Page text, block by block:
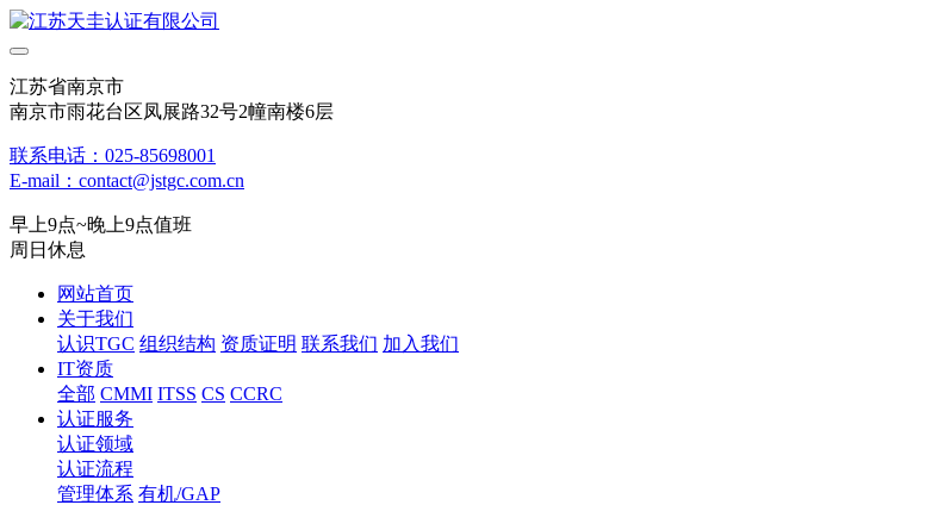
江苏省南京市
南京市雨花台区凤展路32号2幢南楼6层
联系电话：025-85698001
E-mail：contact@jstgc.com.cn
早上9点~晚上9点值班
周日休息
网站首页
关于我们
认识TGC 组织结构 资质证明 联系我们 加入我们
IT资质
全部 CMMI ITSS CS CCRC
认证服务
认证领域
认证流程
管理体系 有机/GAP